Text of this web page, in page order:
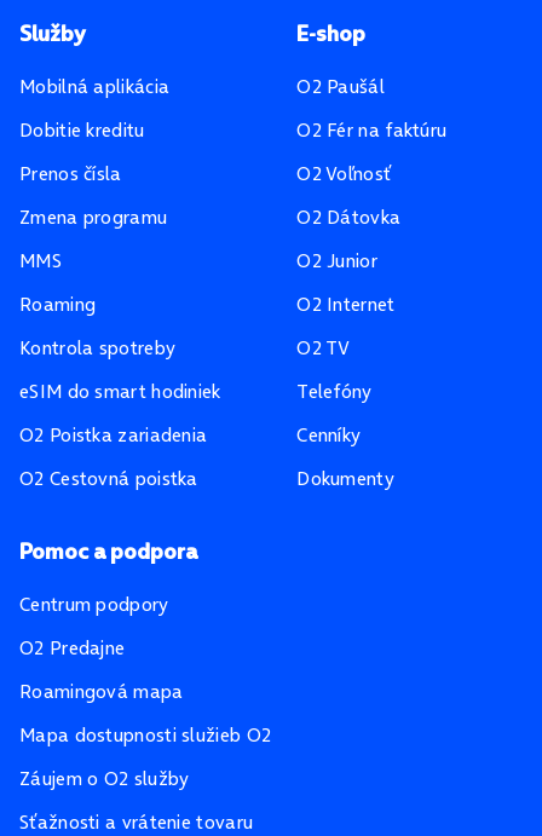
Pätička stránky
Služby
Mobilná aplikácia
Dobitie kreditu
Prenos čísla
Zmena programu
MMS
Roaming
Kontrola spotreby
eSIM do smart hodiniek
O2 Poistka zariadenia
O2 Cestovná poistka
E-shop
O2 Paušál
O2 Fér na faktúru
O2 Voľnosť
O2 Dátovka
O2 Junior
O2 Internet
O2 TV
Telefóny
Cenníky
Dokumenty
Pomoc a podpora
Centrum podpory
O2 Predajne
Roamingová mapa
Mapa dostupnosti služieb O2
Záujem o O2 služby
Sťažnosti a vrátenie tovaru